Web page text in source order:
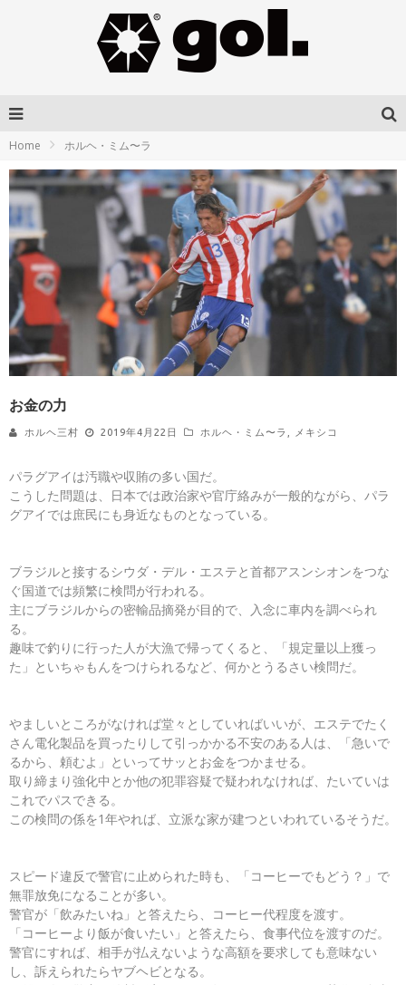
Home ホルヘ・ミム〜ラ
お金の力
ホルヘ三村 2019年4月22日 ホルヘ・ミム〜ラ メキシコ
パラグアイは汚職や収賄の多い国だ。
こうした問題は、日本では政治家や官庁絡みが一般的ながら、パラ
グアイでは庶民にも身近なものとなっている。
ブラジルと接するシウダ・デル・エステと首都アスンシオンをつな
ぐ国道では頻繁に検問が行われる。
主にブラジルからの密輸品摘発が目的で、入念に車内を調べられ
る。
趣味で釣りに行った人が大漁で帰ってくると、「規定量以上獲っ
た」といちゃもんをつけられるなど、何かとうるさい検問だ。
やましいところがなければ堂々としていればいいが、エステでたく
さん電化製品を買ったりして引っかかる不安のある人は、「急いで
るから、頼むよ」といってサッとお金をつかませる。
取り締まり強化中とか他の犯罪容疑で疑われなければ、たいていは
これでパスできる。
この検問の係を1年やれば、立派な家が建つといわれているそうだ。
スピード違反で警官に止められた時も、「コーヒーでもどう？」で
無罪放免になることが多い。
警官が「飲みたいね」と答えたら、コーヒー代程度を渡す。
「コーヒーより飯が食いたい」と答えたら、食事代位を渡すのだ。
警官にすれば、相手が払えないような高額を要求しても意味ない
し、訴えられたらヤブヘビとなる。